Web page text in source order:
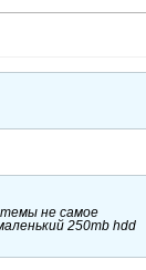
не самое
250mb hdd